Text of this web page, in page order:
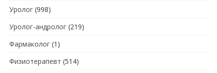
Уролог (998)
Уролог-андролог (219)
Фармаколог (1)
Физиотерапевт (514)